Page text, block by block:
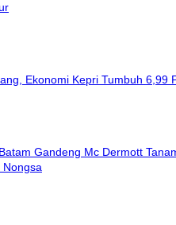
Ekonomi Kepri Tumbuh 6,99
Gandeng Mc Dermott
Nongsa